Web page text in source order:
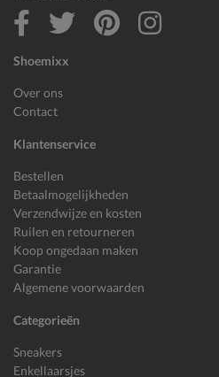
Shoemixx
Over ons
Contact
Klantenservice
Bestellen
Betaalmogelijkheden
Verzendwijze en kosten
Ruilen en retourneren
Koop ongedaan maken
Garantie
Algemene voorwaarden
Categorieën
Sneakers
Enkellaarsjes